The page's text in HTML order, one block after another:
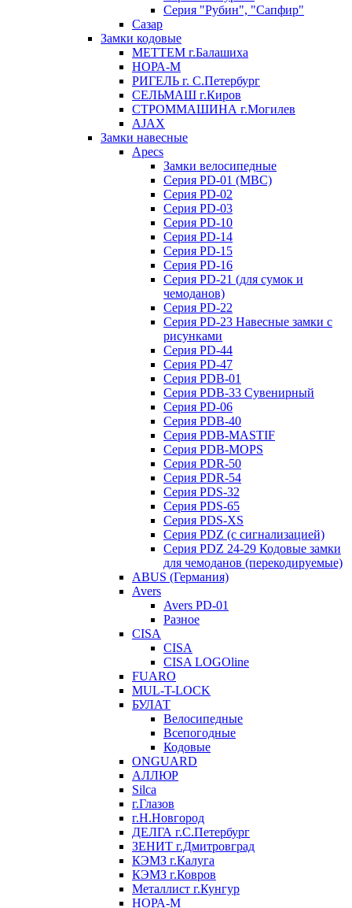
Серия "Рубин", "Сапфир"
Сазар
Замки кодовые
МЕТТЕМ г.Балашиха
НОРА-М
РИГЕЛЬ г. С.Петербург
СЕЛЬМАШ г.Киров
СТРОММАШИНА г.Могилев
AJAX
Замки навесные
Apecs
Замки велосипедные
Серия PD-01 (МВС)
Серия PD-02
Серия PD-03
Серия PD-10
Серия PD-14
Серия PD-15
Серия PD-16
Серия PD-21 (для сумок и
чемоданов)
Серия PD-22
Серия PD-23 Навесные замки с
рисунками
Серия PD-44
Серия PD-47
Серия PDB-01
Серия PDB-33 Сувенирный
Серия PD-06
Серия PDB-40
Серия PDB-MASTIF
Серия PDB-MOPS
Серия PDR-50
Серия PDR-54
Серия PDS-32
Серия PDS-65
Серия PDS-XS
Серия PDZ (с сигнализацией)
Серия PDZ 24-29 Кодовые замки
для чемоданов (перекодируемые)
ABUS (Германия)
Avers
Avers PD-01
Разное
CISA
CISA
CISA LOGOline
FUARO
MUL-T-LOCK
БУЛАТ
Велосипедные
Всепогодные
Кодовые
ONGUARD
АЛЛЮР
Silca
г.Глазов
г.Н.Новгород
ДЕЛГА г.С.Петербург
ЗЕНИТ г.Дмитровград
КЭМЗ г.Калуга
КЭМЗ г.Ковров
Металлист г.Кунгур
НОРА-М